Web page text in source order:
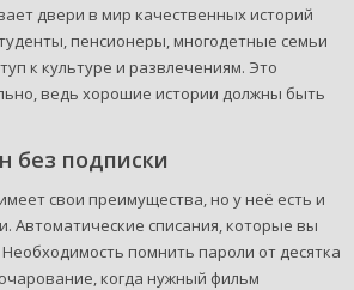
двери в мир качественных историй
пенсионеры, многодетные семьи
к культуре и развлечениям. Это
ведь хорошие истории должны быть
без подписки
свои преимущества, но у неё есть и
Автоматические списания, которые вы
помнить пароли от десятка
когда нужный фильм